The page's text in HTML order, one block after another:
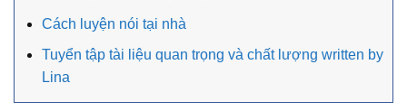
Cách luyện nói tại nhà
Tuyển tập tài liệu quan trọng và chất lượng written by
Lina